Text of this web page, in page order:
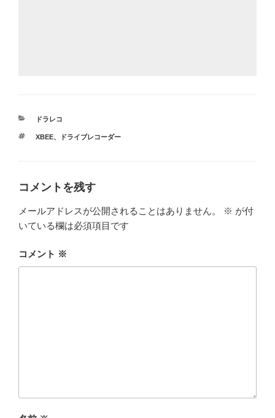
カ
ゴ
ドラレコ
タ
XBEE、 ドライブレコーダー
コメントを残す
メールアドレスが公開されることはありません。 ※ が付
いている欄は必須項目です
コメント ※